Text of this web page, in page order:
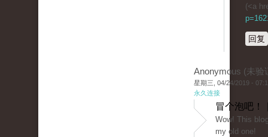
(<a
回复
Anonymous (未验
星期三, 04/24/2019 -
永久连接
冒个泡吧！
Wοw! Tһis
my old one!